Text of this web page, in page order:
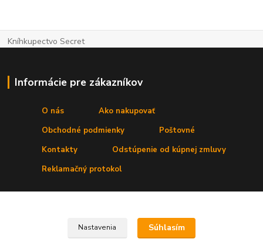
Kníhkupectvo Secret
Informácie pre zákazníkov
O nás
Ako nakupovať
Obchodné podmienky
Poštovné
Kontakty
Odstúpenie od kúpnej zmluvy
Reklamačný protokol
Secret, s. r. o.,Štúrova 4, 031 01 Liptovský Mikuláš
Nastavenia Súhlasím